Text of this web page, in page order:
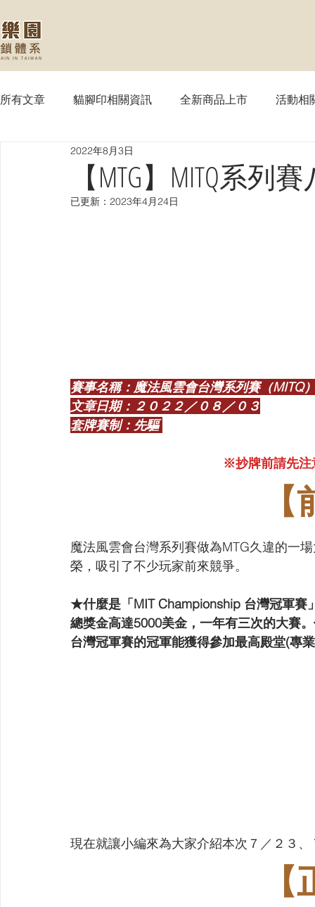
所有文章 貓腳印相關資訊 全新商品上市 活動相
【MTG】魔法風雲會
【LC】最終編年史-無限 【BD】創之界限 【
【MTG】MITQ系
2022年8月3日
已更新： 2023年4月24日
賽事名稱：魔法風雲會台灣系列賽（MITQ
文章日期：２０２２／０８／０３
套牌賽制：先驅
※抄牌前請先注
魔法風雲會台灣系列賽做為MTG久違的一
榮，吸引了不少玩家前來競爭。
★什麼是「MIT Championship 台灣冠軍賽
總獎金高達5000美金，一年有三次的大賽
台灣冠軍賽的冠軍能獲得參加最高殿堂(專
現在就讓小編來為大家介紹本次７／２３